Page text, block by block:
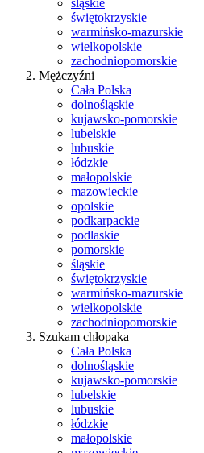
śląskie
świętokrzyskie
warmińsko-mazurskie
wielkopolskie
zachodniopomorskie
Mężczyźni
Cała Polska
dolnośląskie
kujawsko-pomorskie
lubelskie
lubuskie
łódzkie
małopolskie
mazowieckie
opolskie
podkarpackie
podlaskie
pomorskie
śląskie
świętokrzyskie
warmińsko-mazurskie
wielkopolskie
zachodniopomorskie
Szukam chłopaka
Cała Polska
dolnośląskie
kujawsko-pomorskie
lubelskie
lubuskie
łódzkie
małopolskie